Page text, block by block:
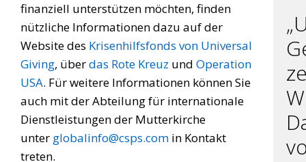
finanziell unterstützen möchten, finden
nützliche Informationen dazu auf der
Website des Krisenhilfsfonds von Universal
Giving, überdas Rote Kreuz und Operation
USA. Für weitere Informationen können Sie
auch mit der Abteilung für internationale
Dienstleistungen der Mutterkirche
unter globalinfo@csps.com in Kontakt
treten.